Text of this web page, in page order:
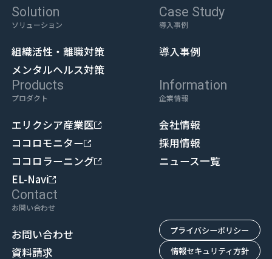
Solution
ソリューション
組織活性・離職対策
メンタルヘルス対策
Case Study
導入事例
導入事例
Products
プロダクト
エリクシア産業医
ココロモニター
ココロラーニング
EL-Navi
Information
企業情報
会社情報
採用情報
ニュース一覧
Contact
お問い合わせ
お問い合わせ
資料請求
プライバシーポリシー
情報セキュリティ方針